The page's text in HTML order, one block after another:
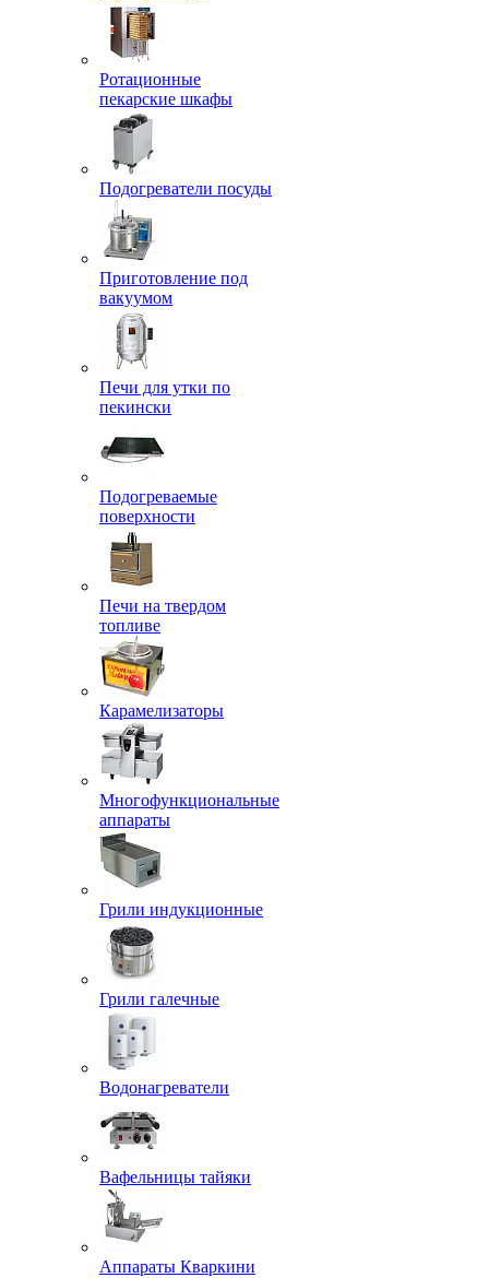
Ротационные
пекарские шкафы
Подогреватели посуды
Приготовление под
вакуумом
Печи для утки по
пекински
Подогреваемые
поверхности
Печи на твердом
топливе
Карамелизаторы
Многофункциональные
аппараты
Грили индукционные
Грили галечные
Водонагреватели
Вафельницы тайяки
Аппараты Кваркини